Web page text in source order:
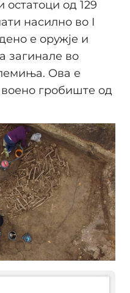
од 129
насилно во I
е оружје и
загинале во
Ова е
воено гробиште од